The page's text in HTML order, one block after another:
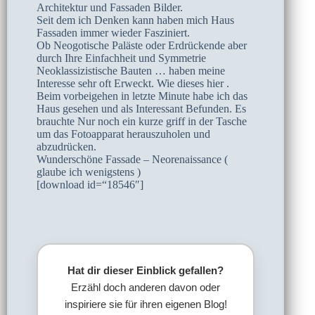
Architektur und Fassaden Bilder.
Seit dem ich Denken kann haben mich Haus
Fassaden immer wieder Fasziniert.
Ob Neogotische Paläste oder Erdrückende aber
durch Ihre Einfachheit und Symmetrie
Neoklassizistische Bauten … haben meine
Interesse sehr oft Erweckt. Wie dieses hier .
Beim vorbeigehen in letzte Minute habe ich das
Haus gesehen und als Interessant Befunden. Es
brauchte Nur noch ein kurze griff in der Tasche
um das Fotoapparat herauszuholen und
abzudrücken.
Wunderschöne Fassade – Neorenaissance (
glaube ich wenigstens )
[download id=“18546″]
Hat dir dieser Einblick gefallen?
Erzähl doch anderen davon oder
inspiriere sie für ihren eigenen Blog!